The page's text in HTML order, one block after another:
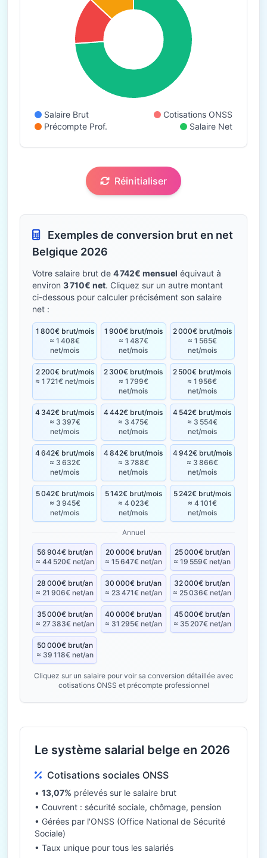
Salaire Brut
Cotisations ONSS
Précompte Prof.
Salaire Net
Réinitialiser
Exemples de conversion brut en net
Belgique 2026
Votre salaire brut de 4 742€ mensuel équivaut à
environ 3 710€ net. Cliquez sur un autre montant
ci-dessous pour calculer précisément son salaire
net :
1 800€ brut/mois
≈ 1 408€
net/mois
1 900€ brut/mois
≈ 1 487€
net/mois
2 000€ brut/mois
≈ 1 565€
net/mois
2 200€ brut/mois
≈ 1 721€ net/mois
2 300€ brut/mois
≈ 1 799€
net/mois
2 500€ brut/mois
≈ 1 956€
net/mois
4 342€ brut/mois
≈ 3 397€
net/mois
4 442€ brut/mois
≈ 3 475€
net/mois
4 542€ brut/mois
≈ 3 554€
net/mois
4 642€ brut/mois
≈ 3 632€
net/mois
4 842€ brut/mois
≈ 3 788€
net/mois
4 942€ brut/mois
≈ 3 866€
net/mois
5 042€ brut/mois
≈ 3 945€
net/mois
5 142€ brut/mois
≈ 4 023€
net/mois
5 242€ brut/mois
≈ 4 101€
net/mois
Annuel
56 904€ brut/an
≈ 44 520€ net/an
20 000€ brut/an
≈ 15 647€ net/an
25 000€ brut/an
≈ 19 559€ net/an
28 000€ brut/an
≈ 21 906€ net/an
30 000€ brut/an
≈ 23 471€ net/an
32 000€ brut/an
≈ 25 036€ net/an
35 000€ brut/an
≈ 27 383€ net/an
40 000€ brut/an
≈ 31 295€ net/an
45 000€ brut/an
≈ 35 207€ net/an
50 000€ brut/an
≈ 39 118€ net/an
Cliquez sur un salaire pour voir sa conversion détaillée avec
cotisations ONSS et précompte professionnel
Le système salarial belge en 2026
Cotisations sociales ONSS
• 13,07% prélevés sur le salaire brut
• Couvrent : sécurité sociale, chômage, pension
• Gérées par l'ONSS (Office National de Sécurité
Sociale)
• Taux unique pour tous les salariés